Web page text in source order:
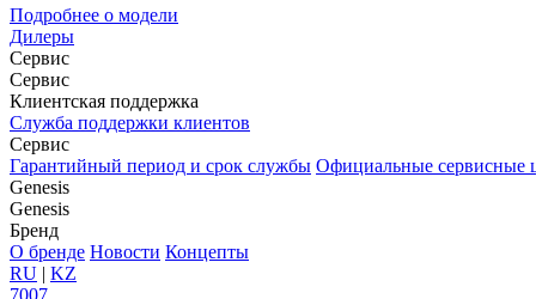
Подробнее о модели
Дилеры
Сервис
Сервис
Клиентская поддержка
Служба поддержки клиентов
Сервис
Гарантийный период и срок службы Официальные сервисные
Genesis
Genesis
Бренд
О бренде Новости Концепты
RU | KZ
7007